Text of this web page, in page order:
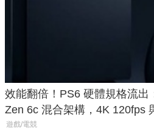
效能翻倍！PS6 硬體規格流出
Zen 6c 混合架構，4K 120fps
遊戲/電競